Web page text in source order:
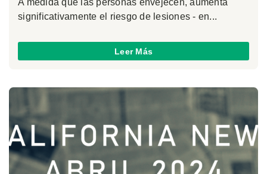
A medida que las personas envejecen, aumenta
significativamente el riesgo de lesiones - en...
Leer Más